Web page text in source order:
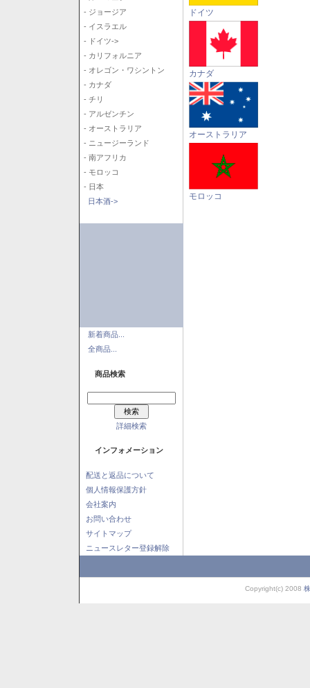
- ジョージア
- イスラエル
- ドイツ->
- カリフォルニア
- オレゴン・ワシントン
- カナダ
- チリ
- アルゼンチン
- オーストラリア
- ニュージーランド
- 南アフリカ
- モロッコ
- 日本
日本酒->
新着商品...
全商品...
商品検索
詳細検索
インフォメーション
配送と返品について
個人情報保護方針
会社案内
お問い合わせ
サイトマップ
ニュースレター登録解除
ドイツ
カナダ
オーストラリア
モロッコ
Copyright(c) 2008